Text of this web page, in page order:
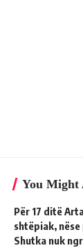
You Might
Për 17 ditë
shtëpiak,
Shutka nuk